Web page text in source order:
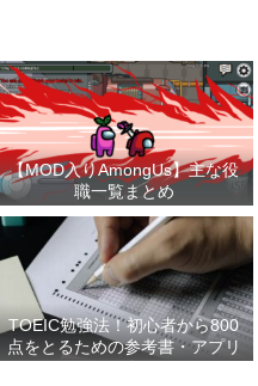
【MOD入りAmongUs】主な役
職一覧まとめ
TOEIC勉強法！初心者から800
点をとるための参考書・アプリ
を紹介！